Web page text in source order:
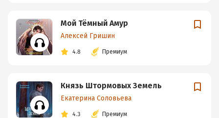
Мой Тёмный Амур
Алексей Гришин
4.8 Премиум
Князь Штормовых Земель
Екатерина Соловьева
4.3 Премиум